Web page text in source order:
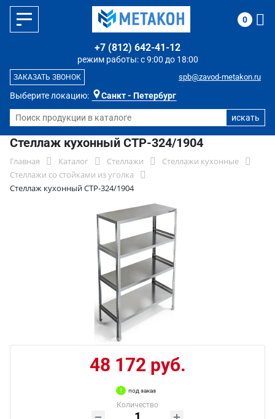
Выберите локацию: Санкт - Петербург
режим работы: с 9:00 до 18:00
+7 (812) 642-41-12
spb@zavod-metakon.ru
ЗАКАЗАТЬ ЗВОНОК
0
Стеллаж кухонный СТР-324/1904
Главная Каталог Стеллажи
Стеллажи кухонные
Стеллажи со стойками из уголка
Стеллаж кухонный СТР-324/1904
48 172 руб.
под заказ
Количество